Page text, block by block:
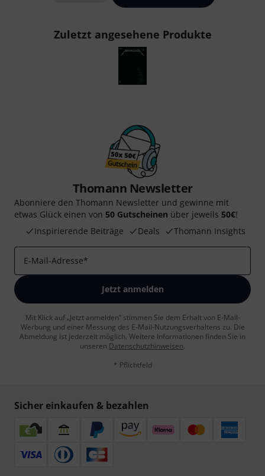
Zuletzt angesehene Produkte
Thomann Newsletter
Abonniere den Thomann Newsletter und gewinne mit
etwas Glück einen von 50 Gutscheinen über jeweils 50€!
Inspirierende Beiträge
Deals Thomann Insights
E-Mail-Adresse*
Jetzt anmelden
Mit Klick auf „Jetzt anmelden“ stimmen Sie dem Erhalt von E-Mail-
Werbung und einer Messung des E-Mail-Nutzungsverhaltens zu. Die
Abmeldung ist jederzeit möglich. Weitere Informationen finden Sie in
unseren Datenschutzhinweisen.
* Pflichtfeld
Sicher einkaufen & bezahlen